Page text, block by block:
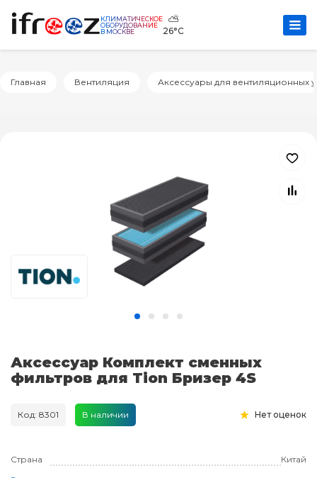
КЛИМАТИЧЕСКОЕ
ОБОРУДОВАНИЕ
В МОСКВЕ
⛅
26°C
Главная Вентиляция Аксессуары для вентиляционных
Аксессуар Комплект сменных
фильтров для Tion Бризер 4S
Код: 8301 В наличии Нет оценок
Страна
Китай